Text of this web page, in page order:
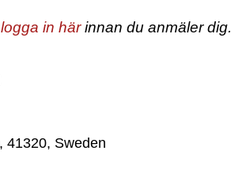
logga in härinnan du anmäler dig.
, 41320, Sweden